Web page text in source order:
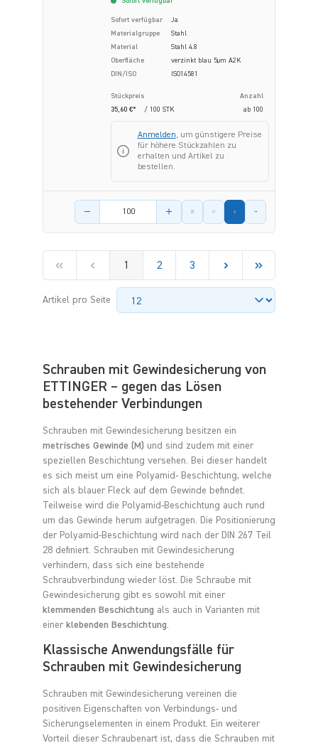
Sofort verfügbar
Ja
Materialgruppe
Stahl
Material
Stahl 4.8
Oberfläche
verzinkt blau 5µm A2K
DIN/ISO
ISO14581
Stückpreis
Anzahl
35,60 €*
/ 100 STK ab 100
Anmelden, um günstigere Preise
für höhere Stückzahlen zu
erhalten und Artikel zu
bestellen.
Menge des Artikels
1 2 3
Artikel pro Seite
Schrauben mit Gewindesicherung von
ETTINGER – gegen das Lösen
bestehender Verbindungen
Schrauben mit Gewindesicherung besitzen ein
metrisches Gewinde (M) und sind zudem mit einer
speziellen Beschichtung versehen. Bei dieser handelt
es sich meist um eine Polyamid- Beschichtung, welche
sich als blauer Fleck auf dem Gewinde befindet.
Teilweise wird die Polyamid-Beschichtung auch rund
um das Gewinde herum aufgetragen. Die Positionierung
der Polyamid-Beschichtung wird nach der DIN 267 Teil
28 definiert. Schrauben mit Gewindesicherung
verhindern, dass sich eine bestehende
Schraubverbindung wieder löst. Die Schraube mit
Gewindesicherung gibt es sowohl mit einer
klemmenden Beschichtung als auch in Varianten mit
einer klebenden Beschichtung.
Klassische Anwendungsfälle für
Schrauben mit Gewindesicherung
Schrauben mit Gewindesicherung vereinen die
positiven Eigenschaften von Verbindungs- und
Sicherungselementen in einem Produkt. Ein weiterer
Vorteil dieser Schraubenart ist, dass die Schrauben mit